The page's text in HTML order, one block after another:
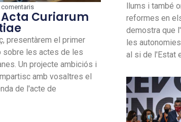
comentaris
Curiarum
presentàrem el primer
sobre les actes de les
Un projecte ambiciós i
amb vosaltres el
de l'acte de
llums i també
reformes en
demostra que
les
al si de l'Estat